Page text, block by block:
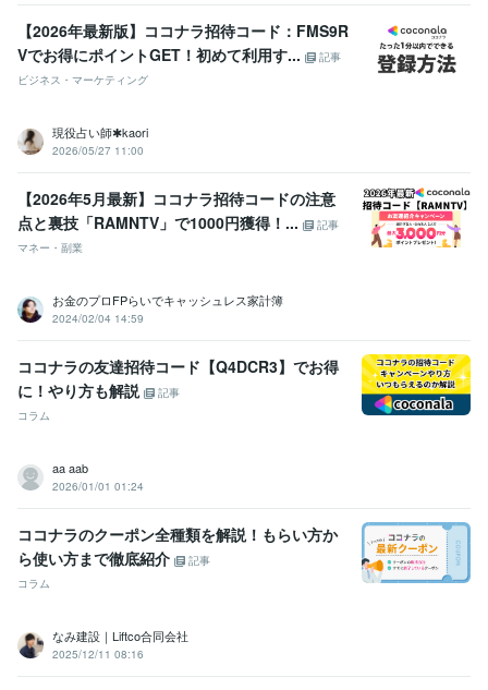
【2026年最新版】ココナラ招待コード：FMS9R
Vでお得にポイントGET！初めて利用す...
記事
ビジネス・マーケティング
現役占い師✱kaori
2026/05/27 11:00
【2026年5月最新】ココナラ招待コードの注意
点と裏技「RAMNTV」で1000円獲得！...
記事
マネー・副業
お金のプロFPらいでキャッシュレス家計簿
2024/02/04 14:59
ココナラの友達招待コード【Q4DCR3】でお得
に！やり方も解説
記事
コラム
aa aab
2026/01/01 01:24
ココナラのクーポン全種類を解説！もらい方か
ら使い方まで徹底紹介
記事
コラム
なみ建設｜Liftco合同会社
2025/12/11 08:16